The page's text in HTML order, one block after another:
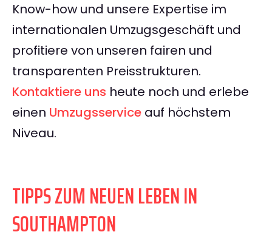
Know-how und unsere Expertise im
internationalen Umzugsgeschäft und
profitiere von unseren fairen und
transparenten Preisstrukturen.
Kontaktiere uns heute noch und erlebe
einen Umzugsservice auf höchstem
Niveau.
TIPPS ZUM NEUEN LEBEN IN
SOUTHAMPTON